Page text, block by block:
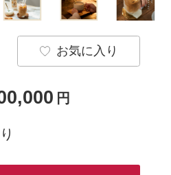
お気に入り
円